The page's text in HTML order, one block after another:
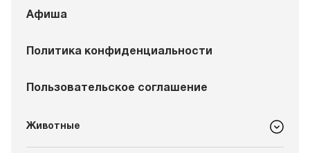
Афиша
Политика конфиденциальности
Пользовательское соглашение
Животные